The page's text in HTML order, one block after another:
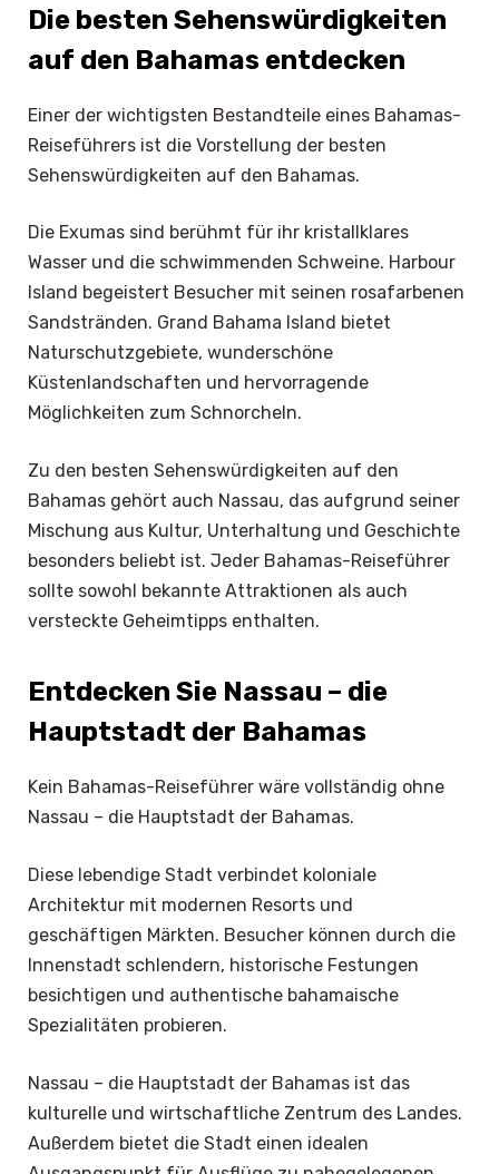
Die besten Sehenswürdigkeiten
auf den Bahamas entdecken
Einer der wichtigsten Bestandteile eines Bahamas-
Reiseführers ist die Vorstellung der besten
Sehenswürdigkeiten auf den Bahamas.
Die Exumas sind berühmt für ihr kristallklares
Wasser und die schwimmenden Schweine. Harbour
Island begeistert Besucher mit seinen rosafarbenen
Sandstränden. Grand Bahama Island bietet
Naturschutzgebiete, wunderschöne
Küstenlandschaften und hervorragende
Möglichkeiten zum Schnorcheln.
Zu den besten Sehenswürdigkeiten auf den
Bahamas gehört auch Nassau, das aufgrund seiner
Mischung aus Kultur, Unterhaltung und Geschichte
besonders beliebt ist. Jeder Bahamas-Reiseführer
sollte sowohl bekannte Attraktionen als auch
versteckte Geheimtipps enthalten.
Entdecken Sie Nassau – die
Hauptstadt der Bahamas
Kein Bahamas-Reiseführer wäre vollständig ohne
Nassau – die Hauptstadt der Bahamas.
Diese lebendige Stadt verbindet koloniale
Architektur mit modernen Resorts und
geschäftigen Märkten. Besucher können durch die
Innenstadt schlendern, historische Festungen
besichtigen und authentische bahamaische
Spezialitäten probieren.
Nassau – die Hauptstadt der Bahamas ist das
kulturelle und wirtschaftliche Zentrum des Landes.
Außerdem bietet die Stadt einen idealen